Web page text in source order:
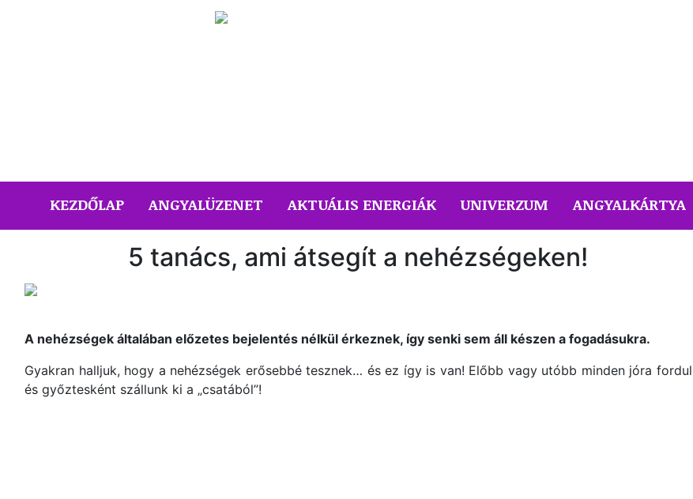
KEZDŐLAP(CURRENT)
ANGYALÜZENET AKTUÁLIS ENERGIÁK UNIVERZUM ANGYALKÁRTYA
5 tanács, ami átsegít a nehézségeken!
A nehézségek általában előzetes bejelentés nélkül érkeznek, így senki sem áll készen a fogadásukra.
Gyakran halljuk, hogy a nehézségek erősebbé tesznek… és ez így is van! Előbb vagy utóbb minden jóra fordul
és győztesként szállunk ki a „csatából”!